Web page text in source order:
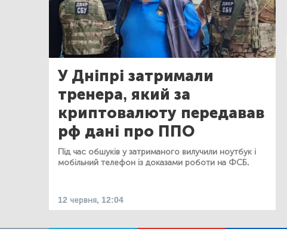
У Дніпрі затримали
тренера, який за
криптовалюту передавав
рф дані про ППО
Під час обшуків у затриманого вилучили ноутбук і
мобільний телефон із доказами роботи на ФСБ.
12 червня, 12:04